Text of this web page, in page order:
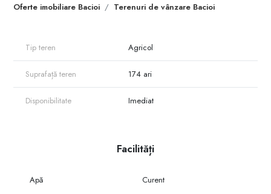
Oferte imobiliare Bacioi Terenuri de vânzare Bacioi
Terenul are o perspectivă foarte bună pentru activități comerciale.
Tip teren Agricol
Suprafață teren 174 ari
Disponibilitate Imediat
Facilități
Apă
Curent